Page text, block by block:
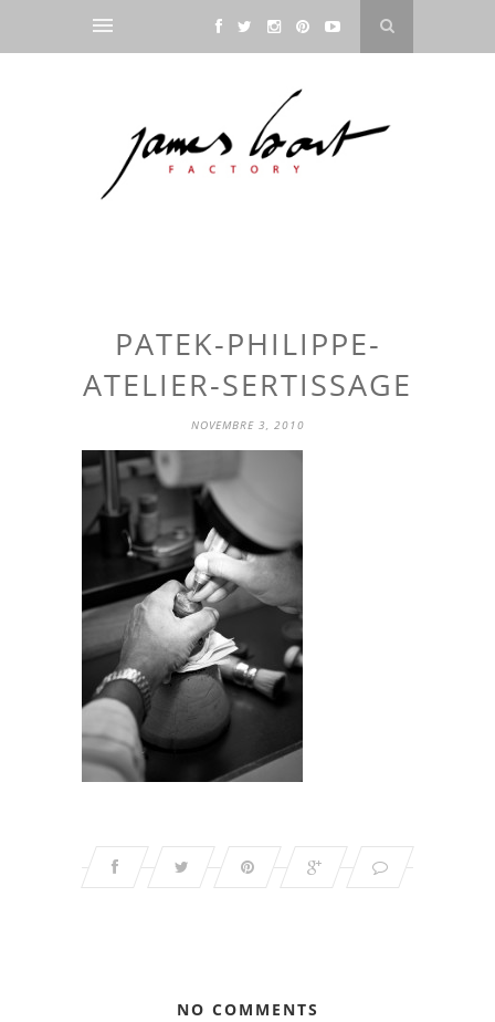
PATEK-PHILIPPE-
ATELIER-SERTISSAGE
NOVEMBRE 3, 2010
NO COMMENTS